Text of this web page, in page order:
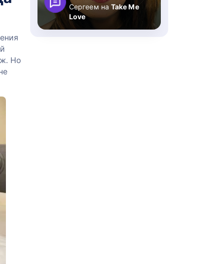
Но
Сергеем на Take Me
Love